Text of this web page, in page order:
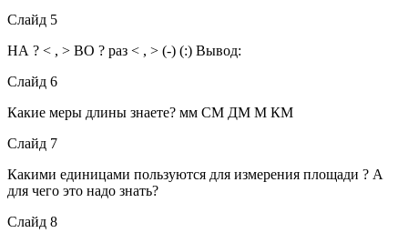
Слайд 5
НА ? < , > ВО ? раз < , > (-) (:) Вывод:
Слайд 6
Какие меры длины знаете? мм СМ ДМ М КМ
Слайд 7
Какими единицами пользуются для измерения площади ? А
для чего это надо знать?
Слайд 8